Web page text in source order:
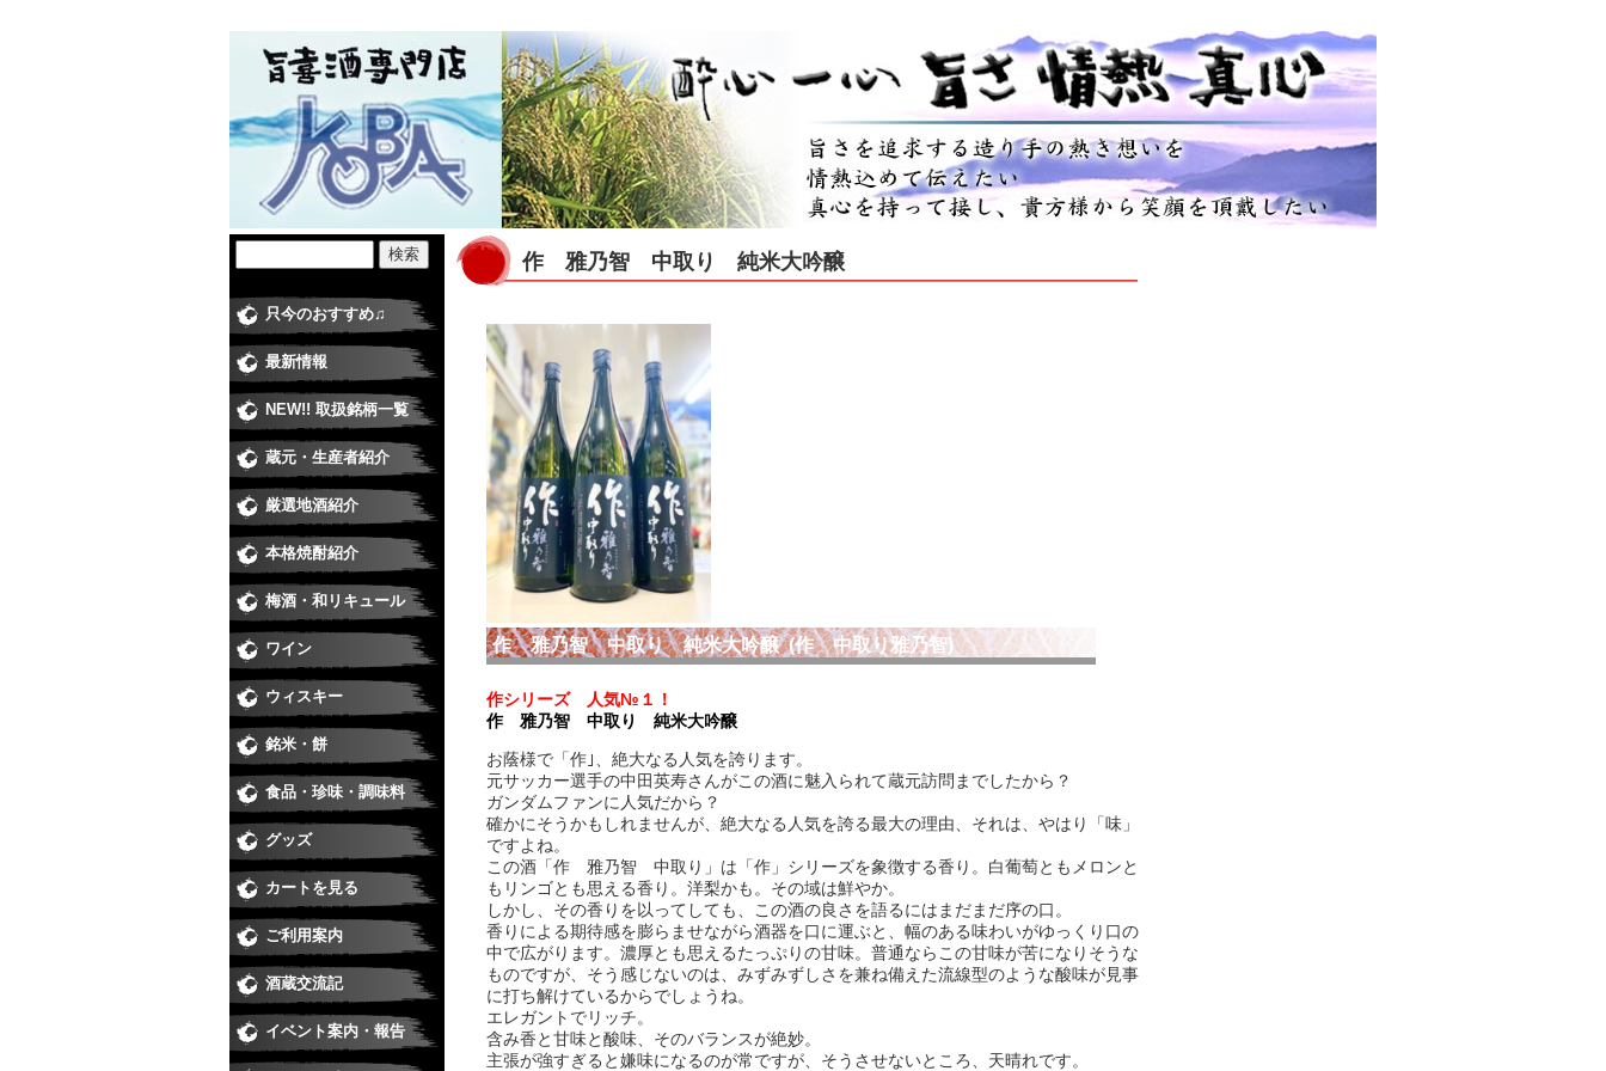
作 雅乃智 中取り 純米大吟醸
作 雅乃智 中取り 純米大吟醸 (作 中取り雅乃智)
作シリーズ 人気№１！
作 雅乃智 中取り 純米大吟醸
お蔭様で「作｣、絶大なる人気を誇ります。
元サッカー選手の中田英寿さんがこの酒に魅入られて蔵元訪問までしたから？
ガンダムファンに人気だから？
確かにそうかもしれませんが、絶大なる人気を誇る最大の理由、それは、やはり「味」
ですよね。
この酒「作 雅乃智 中取り」は「作」シリーズを象徴する香り。白葡萄ともメロンと
もリンゴとも思える香り。洋梨かも。その域は鮮やか。
しかし、その香りを以ってしても、この酒の良さを語るにはまだまだ序の口。
香りによる期待感を膨らませながら酒器を口に運ぶと、幅のある味わいがゆっくり口の
中で広がります。濃厚とも思えるたっぷりの甘味。普通ならこの甘味が苦になりそうな
ものですが、そう感じないのは、みずみずしさを兼ね備えた流線型のような酸味が見事
に打ち解けているからでしょうね。
エレガントでリッチ。
含み香と甘味と酸味、そのバランスが絶妙。
主張が強すぎると嫌味になるのが常ですが、そうさせないところ、天晴れです。
只今のおすすめ♫
最新情報
NEW!! 取扱銘柄一覧
蔵元・生産者紹介 日本酒蔵
焼酎蔵
ワイナリー
梅酒・和リキュール蔵元
米・食品 その他
厳選地酒紹介 純米大吟醸
大吟醸
純米吟醸酒
純米酒
吟醸酒
本醸造
普通酒
にごり酒
極甘口、低アルコール
季節の酒・春
季節の酒・夏
季節の酒・秋（ひやおろし、他）
季節の酒・冬（しぼりたて、他）
本格焼酎紹介 芋焼酎
麦焼酎
米焼酎
黒糖、泡盛、その他
季節の焼酎・春
季節の焼酎・夏
季節の焼酎・秋
季節の焼酎・冬
梅酒・和リキュール
ワイン 日本ワイン
赤
白
ロゼ
スパークリング・シャンパン
ウィスキー
銘米・餅
食品・珍味・調味料 味醂・料理酒・化粧水
醤油・酢・麺つゆ・味噌
珍味
ジュース・カクテル用飲料
食品
グッズ
カートを見る
ご利用案内
酒蔵交流記
イベント案内・報告